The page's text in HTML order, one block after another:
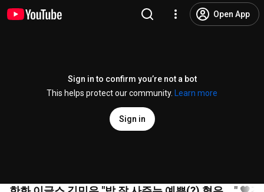
Open App
Sign in to confirm you’re not a bot
This helps protect our community.
Learn more
Sign in